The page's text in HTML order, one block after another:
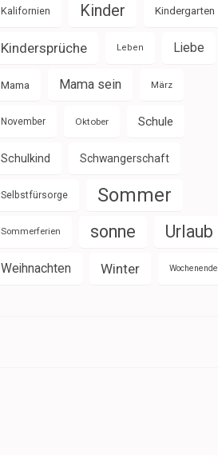
Kalifornien Kinder Kindergarten
Kindersprüche Leben Liebe
Mama Mama sein März
November Oktober Schule
Schulkind Schwangerschaft
Selbstfürsorge Sommer
Sommerferien sonne Urlaub
Weihnachten Winter Wochenende